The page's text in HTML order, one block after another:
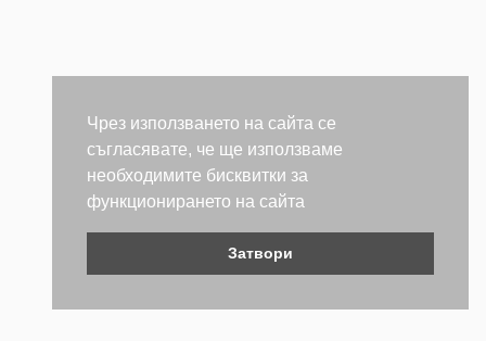
Чрез използването на сайта се
съгласявате, че ще използваме
необходимите бисквитки за
функционирането на сайта
Затвори